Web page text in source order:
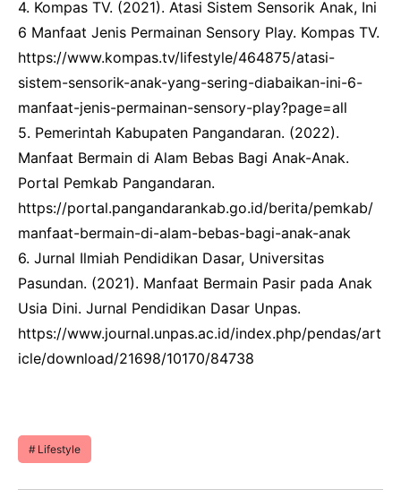
4. Kompas TV. (2021). Atasi Sistem Sensorik Anak, Ini
6 Manfaat Jenis Permainan Sensory Play. Kompas TV.
https://www.kompas.tv/lifestyle/464875/atasi-
sistem-sensorik-anak-yang-sering-diabaikan-ini-6-
manfaat-jenis-permainan-sensory-play?page=all
5. Pemerintah Kabupaten Pangandaran. (2022).
Manfaat Bermain di Alam Bebas Bagi Anak-Anak.
Portal Pemkab Pangandaran.
https://portal.pangandarankab.go.id/berita/pemkab/
manfaat-bermain-di-alam-bebas-bagi-anak-anak
6. Jurnal Ilmiah Pendidikan Dasar, Universitas
Pasundan. (2021). Manfaat Bermain Pasir pada Anak
Usia Dini. Jurnal Pendidikan Dasar Unpas.
https://www.journal.unpas.ac.id/index.php/pendas/art
icle/download/21698/10170/84738
Lifestyle